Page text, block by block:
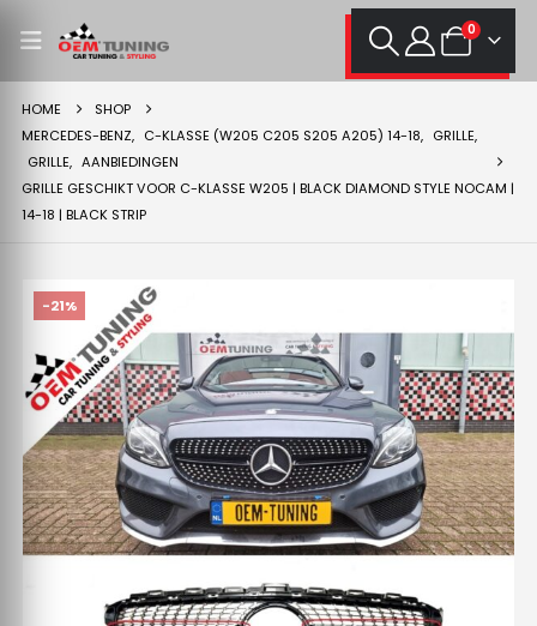
0
HOME
SHOP
MERCEDES-BENZ, C-KLASSE (W205 C205 S205 A205) 14-18, GRILLE,
GRILLE, AANBIEDINGEN
GRILLE GESCHIKT VOOR C-KLASSE W205 | BLACK DIAMOND STYLE NOCAM |
14-18 | BLACK STRIP
-21%